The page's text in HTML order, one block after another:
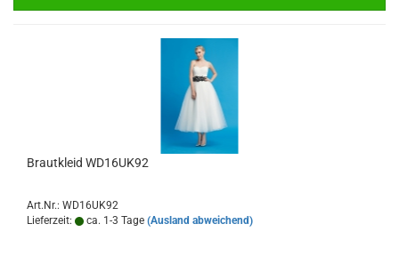
Brautkleid WD16UK92
Art.Nr.: WD16UK92
Lieferzeit:
ca. 1-3 Tage (Ausland abweichend)